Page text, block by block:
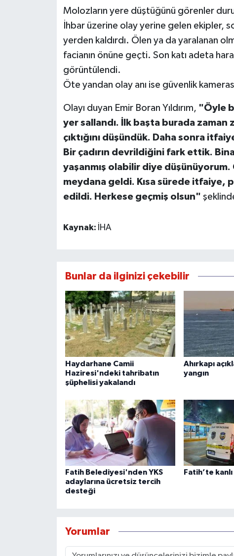
Molozların yere düştüğünü görenler
İhbar üzerine olay yerine gelen ekipler,
yerden kaldırdı. Ölen ya da yaralanan
facianın önüne geçti. Son katı adeta
görüntülendi.
Öte yandan olay anı ise güvenlik
Olayı duyan Emir Boran Yıldırım, "Öyle
yer sallandı. İlk başta burada zaman
çıktığını düşündük. Daha sonra
Bir çadırın devrildiğini fark ettik.
yaşanmış olabilir diye düşünüyorum.
meydana geldi. Kısa sürede itfaiye,
edildi. Herkese geçmiş olsun"
Kaynak: İHA
Bunlar da ilginizi çekebilir
Haydarhane Camii
Haziresi'ndeki tahribatın
şüphelisi yakalandı
Ahırkapı
yangın
Fatih Belediyesi'nden YKS
adaylarına ücretsiz tercih
desteği
Fatih’te
Yorumlar